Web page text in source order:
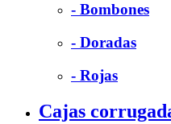
- Bombones
- Doradas
- Rojas
Cajas